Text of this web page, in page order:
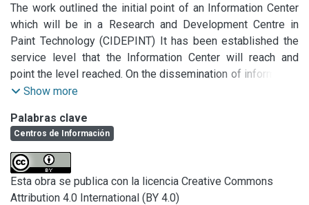
alcanzadas. Se establecen los niveles logrados en cuanto a
diseminación de la información entre los integrantes del
equipo, y a qué nivel se deberá llegar.
Se resalta la tarea de centralización y descentralización de
la información que cumple el Centro de Información a
través del documentalista.
The work outlined the initial point of an Information Center
which will be in a Research and Development Centre in
Paint Technology (CIDEPINT) It has been established the
service level that the Information Center will reach and
point the level reached. On the dissemination of information
the results obtained were established and also were
It has been remarked the work of in put and out put of
information that made the Information Center through the
documentalist.
Show more
Palabras clave
Centros de Información
Esta obra se publica con la licencia Creative Commons
Attribution 4.0 International (BY 4.0)